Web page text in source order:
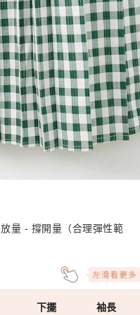
量 - 撐開量（合理彈性範
下擺 袖長